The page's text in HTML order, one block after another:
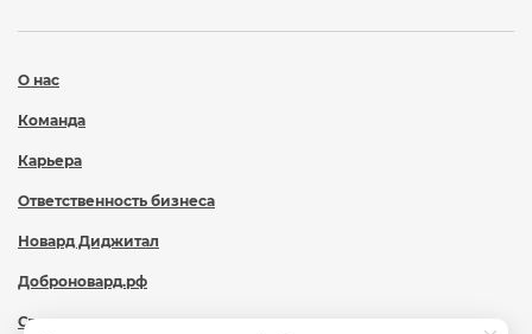
О нас
Команда
Карьера
Ответственность бизнеса
Новард Диджитал
Доброновард.рф
Статьи